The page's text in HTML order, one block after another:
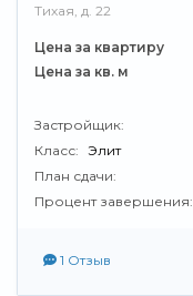
Тихая, д. 22
Цена за квартиру
Цена за кв. м
Застройщик:
Класс: Элит
План сдачи:
Процент завершения:
1 Отзыв